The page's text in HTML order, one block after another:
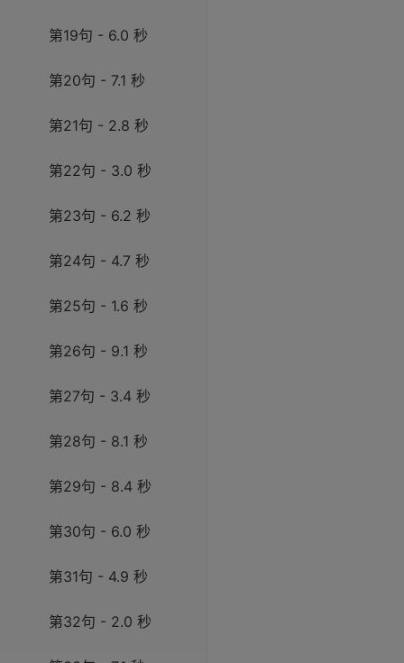
第19句 - 6.0 秒
第20句 - 7.1 秒
第21句 - 2.8 秒
第22句 - 3.0 秒
第23句 - 6.2 秒
第24句 - 4.7 秒
第25句 - 1.6 秒
第26句 - 9.1 秒
第27句 - 3.4 秒
第28句 - 8.1 秒
第29句 - 8.4 秒
第30句 - 6.0 秒
第31句 - 4.9 秒
第32句 - 2.0 秒